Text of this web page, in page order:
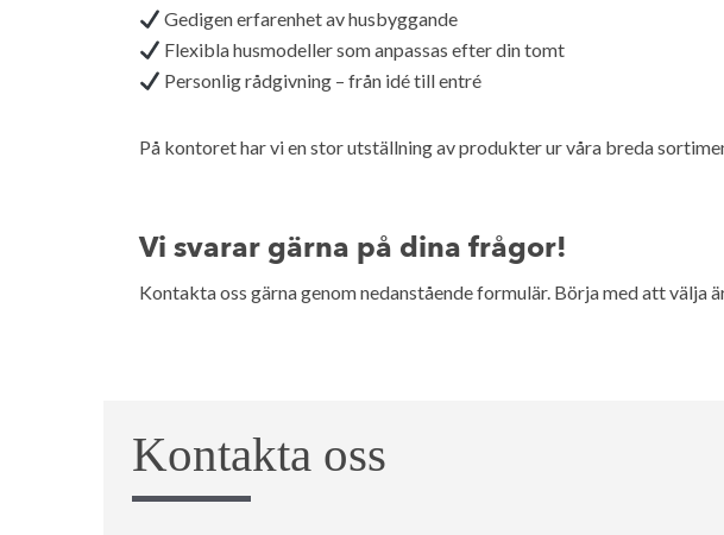
Gedigen erfarenhet av husbyggande
Flexibla husmodeller som anpassas efter din tomt
Personlig rådgivning – från idé till entré
På kontoret har vi en stor utställning av produkter ur våra breda
Vi svarar gärna på dina frågor!
Kontakta oss gärna genom nedanstående formulär. Börja med att välja
Kontakta oss